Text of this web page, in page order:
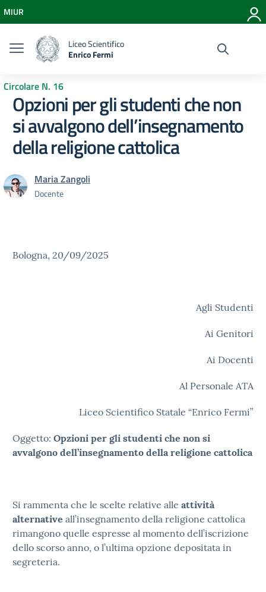
Vai al menu di navigazione
Vai al footer
MIUR
Liceo Scientifico
Enrico Fermi
Circolare N. 16
Opzioni per gli studenti che non
si avvalgono dell’insegnamento
della religione cattolica
Maria Zangoli
Docente
Bologna, 20/09/2025
Agli Studenti
Ai Genitori
Ai Docenti
Al Personale ATA
Liceo Scientifico Statale “Enrico Fermi”
Oggetto: Opzioni per gli studenti che non si
avvalgono dell’insegnamento della religione cattolica
Si rammenta che le scelte relative alle attività
alternative all’insegnamento della religione cattolica
rimangono quelle espresse al momento dell’iscrizione
dello scorso anno, o l’ultima opzione depositata in
segreteria.